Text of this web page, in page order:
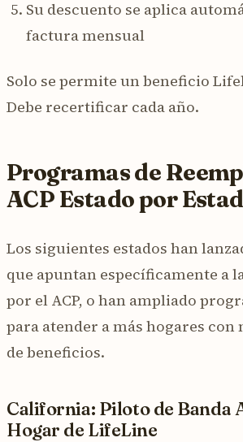
Su descuento se aplica
factura mensual
Solo se permite un beneficio
Debe recertificar cada año.
Programas de
ACP Estado por
Los siguientes estados han
que apuntan específicamente a
por el ACP, o han ampliado
para atender a más hogares con
de beneficios.
California: Piloto de Banda
Hogar de LifeLine